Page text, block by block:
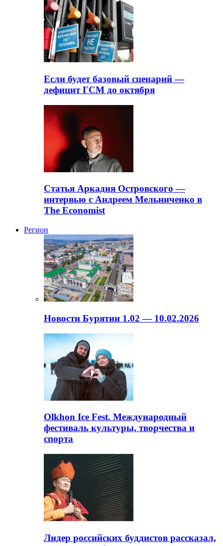
Если будет базовый сценарий —
дефицит ГСМ до октября
Статья Аркадия Островского —
интервью с Андреем Мельниченко в
The Economist
Регион
Новости Бурятии 1.02 — 10.02.2026
Olkhon Ice Fest. Международный
фестиваль культуры, творчества и
спорта
Лидер российских буддистов рассказал,